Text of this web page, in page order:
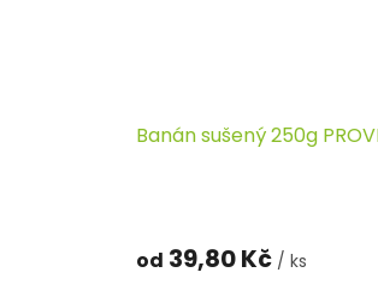
Banán sušený 250g
od 39,80 Kč / ks